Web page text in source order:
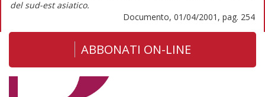
del sud-est asiatico.
Documento, 01/04/2001, pag. 254
ABBONATI ON-LINE